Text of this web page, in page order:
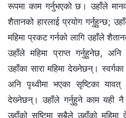
रूपमा काम गर्नुभएको छ। उहाँले
शैतानको हारलाई प्रयोग गर्नुहुन्छ;
महिमा प्रकट गर्नको लागि उहाँले
उहाँले महिमा प्राप्त गर्नुहुनेछ,
उहाँका सारा महिमा देख्‍नेछन्।
अनि पृथ्वीमा भएका सृष्टिका यावत्
देख्‍नेछन्। उहाँले गर्नुहुने काम यही नै
उहाँको सृष्टिमा सबैले उहाँको